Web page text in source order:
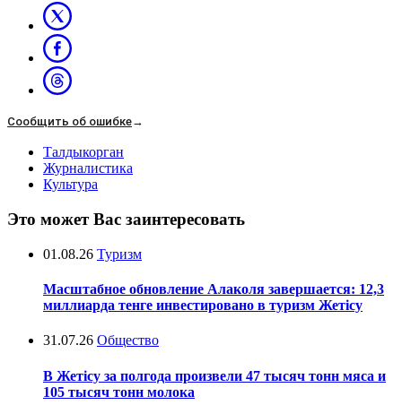
Сообщить об ошибке→
Талдыкорган
Журналистика
Культура
Это может Вас заинтересовать
01.08.26 Туризм
Масштабное обновление Алаколя завершается: 12,3
миллиарда тенге инвестировано в туризм Жетісу
31.07.26 Общество
В Жетісу за полгода произвели 47 тысяч тонн мяса и
105 тысяч тонн молока